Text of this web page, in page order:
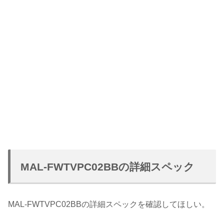
MAL-FWTVPC02BBの詳細スペック
MAL-FWTVPC02BBの詳細スペックを確認してほしい。